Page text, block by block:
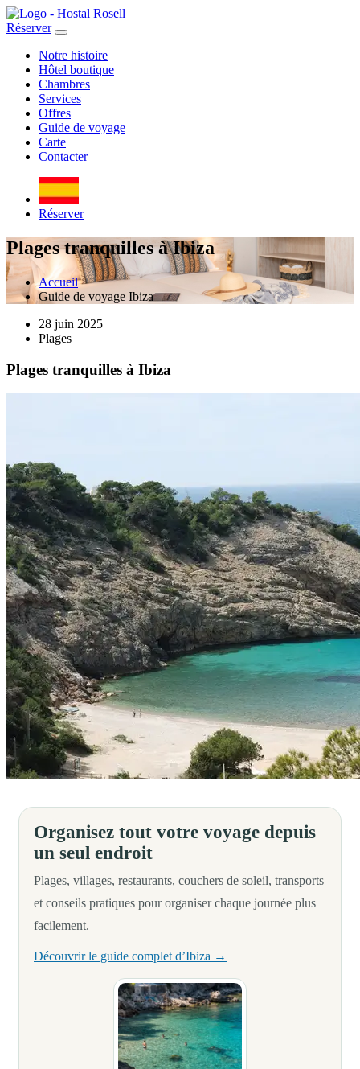
Réserver
Notre histoire
Hôtel boutique
Chambres
Services
Offres
Guide de voyage
Carte
Contacter
Réserver
Plages tranquilles à Ibiza
Accueil
Guide de voyage Ibiza
28 juin 2025
Plages
Plages tranquilles à Ibiza
Organisez tout votre voyage depuis
un seul endroit
Plages, villages, restaurants, couchers de soleil, transports
et conseils pratiques pour organiser chaque journée plus
facilement.
Découvrir le guide complet d’Ibiza →